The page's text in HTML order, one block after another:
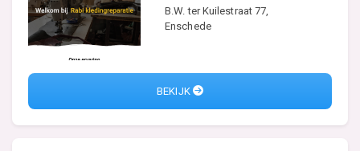
B.W. ter Kuilestraat 77,
Enschede
BEKIJK